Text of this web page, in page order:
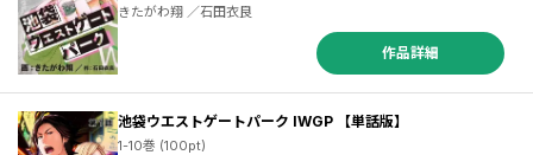
きたがわ翔 ／石田衣良
作品詳細
池袋ウエストゲートパーク IWGP 【単話版】
1-10巻 (100pt)